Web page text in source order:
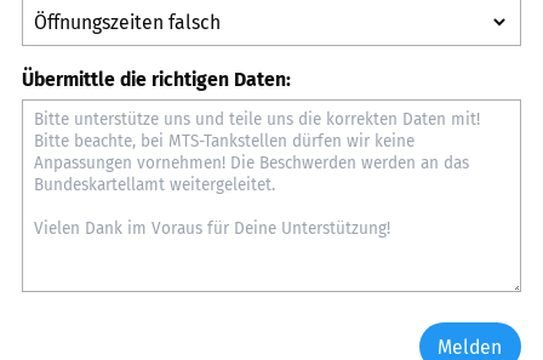
Übermittle die richtigen Daten:
Melden